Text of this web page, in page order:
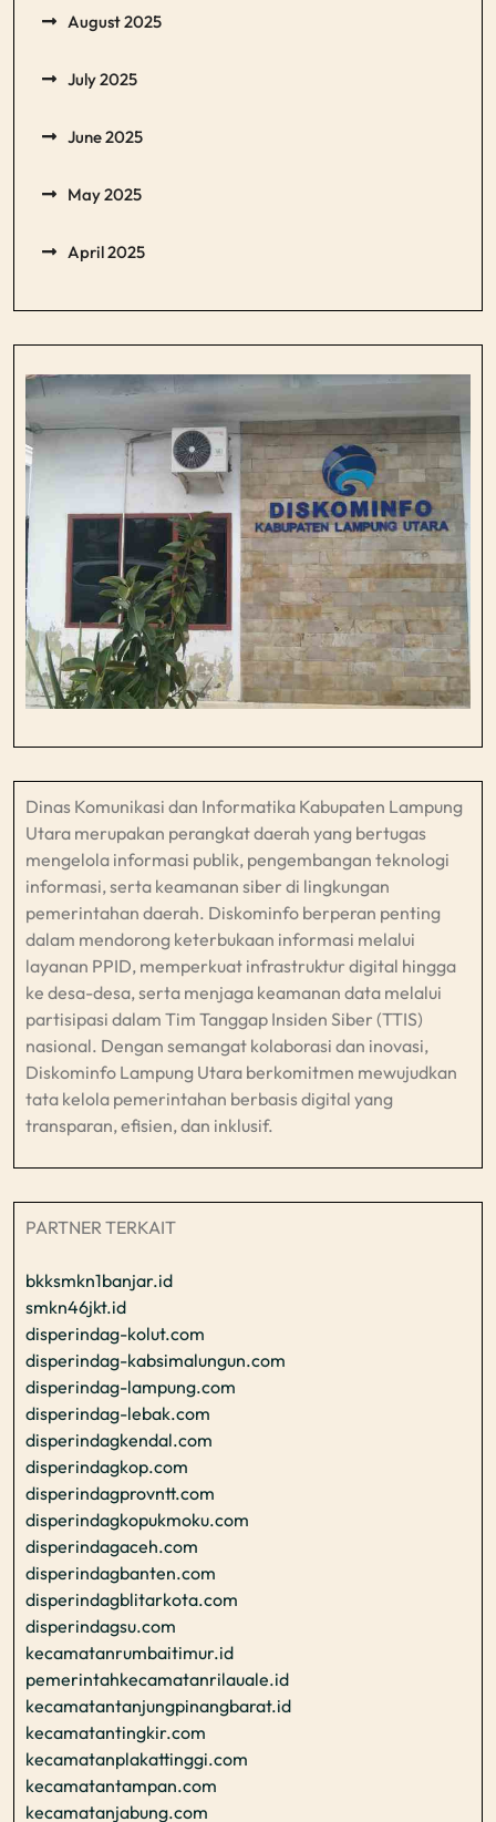
August 2025
July 2025
June 2025
May 2025
April 2025
Dinas Komunikasi dan Informatika Kabupaten Lampung
Utara merupakan perangkat daerah yang bertugas
mengelola informasi publik, pengembangan teknologi
informasi, serta keamanan siber di lingkungan
pemerintahan daerah. Diskominfo berperan penting
dalam mendorong keterbukaan informasi melalui
layanan PPID, memperkuat infrastruktur digital hingga
ke desa-desa, serta menjaga keamanan data melalui
partisipasi dalam Tim Tanggap Insiden Siber (TTIS)
nasional. Dengan semangat kolaborasi dan inovasi,
Diskominfo Lampung Utara berkomitmen mewujudkan
tata kelola pemerintahan berbasis digital yang
transparan, efisien, dan inklusif.​
PARTNER TERKAIT
bkksmkn1banjar.id
smkn46jkt.id
disperindag-kolut.com
disperindag-kabsimalungun.com
disperindag-lampung.com
disperindag-lebak.com
disperindagkendal.com
disperindagkop.com
disperindagprovntt.com
disperindagkopukmoku.com
disperindagaceh.com
disperindagbanten.com
disperindagblitarkota.com
disperindagsu.com
kecamatanrumbaitimur.id
pemerintahkecamatanrilauale.id
kecamatantanjungpinangbarat.id
kecamatantingkir.com
kecamatanplakattinggi.com
kecamatantampan.com
kecamatanjabung.com